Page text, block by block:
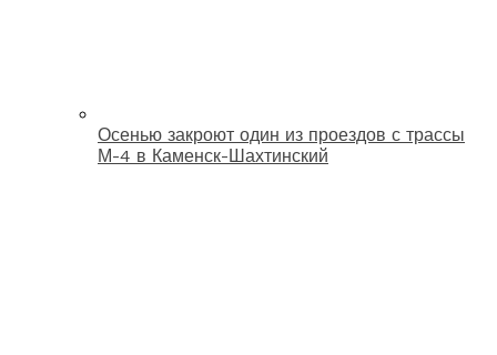
Осенью закроют один из проездов с трассы
М-4 в Каменск-Шахтинский